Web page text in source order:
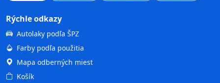
Rýchle odkazy
Autolaky podľa ŠPZ
Farby podľa použitia
Mapa odberných miest
Košík